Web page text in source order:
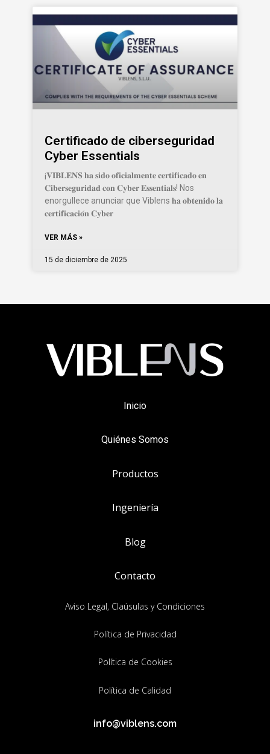
Certificado de ciberseguridad
Cyber Essentials
¡𝐕𝐈𝐁𝐋𝐄𝐍𝐒 𝐡𝐚 𝐬𝐢𝐝𝐨 𝐨𝐟𝐢𝐜𝐢𝐚𝐥𝐦𝐞𝐧𝐭𝐞 𝐜𝐞𝐫𝐭𝐢𝐟𝐢𝐜𝐚𝐝𝐨 𝐞𝐧
𝐂𝐢𝐛𝐞𝐫𝐬𝐞𝐠𝐮𝐫𝐢𝐝𝐚𝐝 𝐜𝐨𝐧 𝐂𝐲𝐛𝐞𝐫 𝐄𝐬𝐬𝐞𝐧𝐭𝐢𝐚𝐥𝐬! Nos
enorgullece anunciar que Viblens 𝐡𝐚 𝐨𝐛𝐭𝐞𝐧𝐢𝐝𝐨 𝐥𝐚
𝐜𝐞𝐫𝐭𝐢𝐟𝐢𝐜𝐚𝐜𝐢𝐨́𝐧 𝐂𝐲𝐛𝐞𝐫
VER MÁS »
15 de diciembre de 2025
Inicio
Quiénes Somos
Productos
Ingeniería
Blog
Contacto
Aviso Legal, Claúsulas y Condiciones
Política de Privacidad
Política de Cookies
Política de Calidad
info@viblens.com